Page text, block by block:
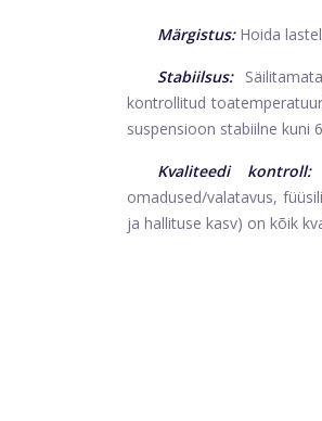
Märgistus: Hoida
Stabiilsus:
kontrollitud
suspensioon stabiilne kuni
Kvaliteedi kontroll:
omadused/valatavus,
ja hallituse kasv) on kõik